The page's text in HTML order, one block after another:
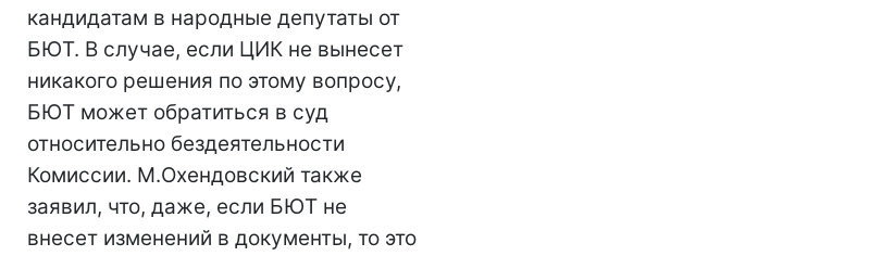
кандидатам в народные депутаты от
БЮТ. В случае, если ЦИК не вынесет
никакого решения по этому вопросу,
БЮТ может обратиться в суд
относительно бездеятельности
Комиссии. М.Охендовский также
заявил, что, даже, если БЮТ не
внесет изменений в документы, то это